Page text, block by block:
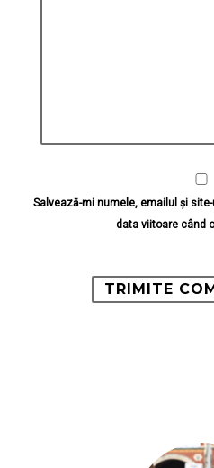
Salvează-mi numele, emailul și
data viitoare când